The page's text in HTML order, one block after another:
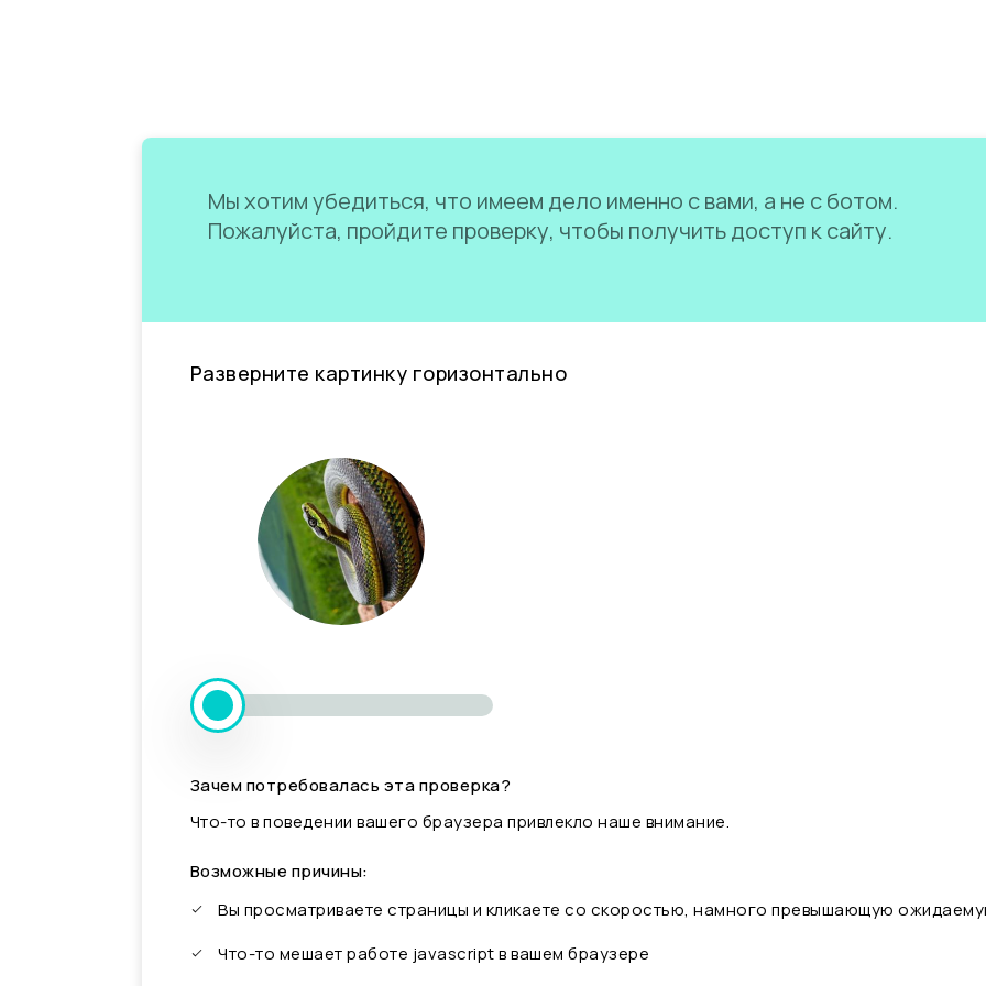
Мы хотим убедиться, что имеем дело именно с вами, а не с ботом.
Пожалуйста, пройдите проверку, чтобы получить доступ к сайту.
Разверните картинку горизонтально
Зачем потребовалась эта проверка?
Что-то в поведении вашего браузера привлекло наше внимание.
Возможные причины:
Вы просматриваете страницы и кликаете со скоростью, намного превышающую
Что-то мешает работе javascript в вашем браузере